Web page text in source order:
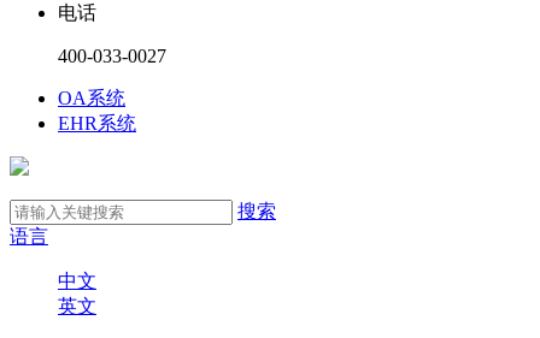
电话
400-033-0027
OA系统
EHR系统
搜索
语言
中文
英文